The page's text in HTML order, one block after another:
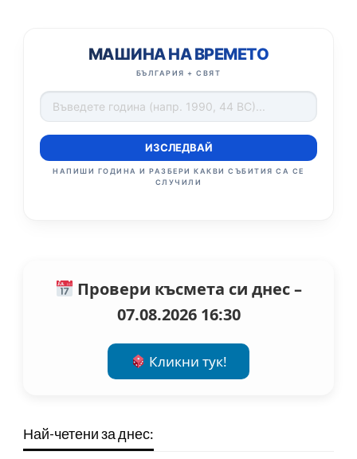
МАШИНА НА ВРЕМЕТО
БЪЛГАРИЯ + СВЯТ
ИЗСЛЕДВАЙ
НАПИШИ ГОДИНА И РАЗБЕРИ КАКВИ СЪБИТИЯ СА СЕ
СЛУЧИЛИ
Провери късмета си днес –
07.08.2026 16:30
Кликни тук!
Най-четени за днес: